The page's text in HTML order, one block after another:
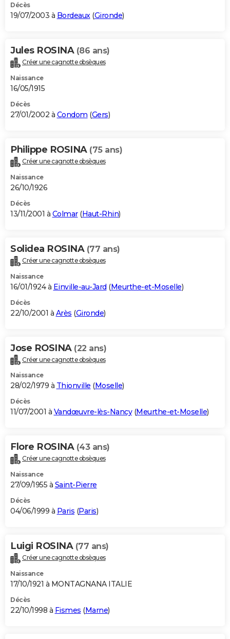
Décès
19/07/2003 à Bordeaux(Gironde)
Jules ROSINA (86 ans)
Créer une cagnotte obsèques
Naissance
16/05/1915
Décès
27/01/2002 à Condom (Gers)
Philippe ROSINA (75 ans)
Créer une cagnotte obsèques
Naissance
26/10/1926
Décès
13/11/2001 à Colmar(Haut-Rhin)
Solidea ROSINA (77 ans)
Créer une cagnotte obsèques
Naissance
16/01/1924 à Einville-au-Jard (Meurthe-et-Moselle)
Décès
22/10/2001 à Arès (Gironde)
Jose ROSINA (22 ans)
Créer une cagnotte obsèques
Naissance
28/02/1979 à Thionville (Moselle)
Décès
11/07/2001 à Vandœuvre-lès-Nancy(Meurthe-et-Moselle)
Flore ROSINA (43 ans)
Créer une cagnotte obsèques
Naissance
27/09/1955 à Saint-Pierre
Décès
04/06/1999 à Paris (Paris)
Luigi ROSINA (77 ans)
Créer une cagnotte obsèques
Naissance
17/10/1921 à MONTAGNANA ITALIE
Décès
22/10/1998 à Fismes (Marne)